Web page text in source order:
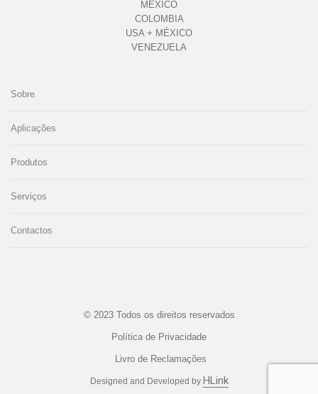
MÉXICO
COLOMBIA
USA + MÉXICO
VENEZUELA
Sobre
Aplicações
Produtos
Serviços
Contactos
© 2023 Todos os direitos reservados
Política de Privacidade
Livro de Reclamações
Designed and Developed by HLink